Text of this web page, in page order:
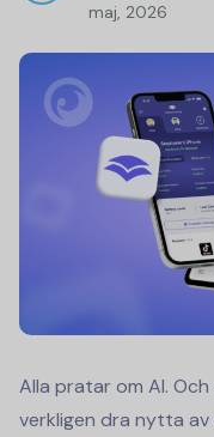
maj, 2026
Alla pratar om AI.
verkligen dra nytta